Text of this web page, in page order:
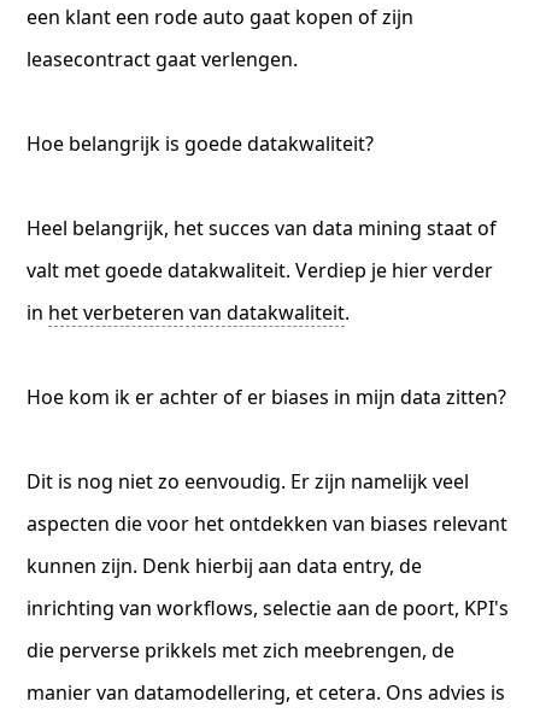
een klant een rode auto gaat kopen of zijn
leasecontract gaat verlengen.
Hoe belangrijk is goede datakwaliteit?
Heel belangrijk, het succes van data mining staat of
valt met goede datakwaliteit. Verdiep je hier verder
in het verbeteren van datakwaliteit.
Hoe kom ik er achter of er biases in mijn data zitten?
Dit is nog niet zo eenvoudig. Er zijn namelijk veel
aspecten die voor het ontdekken van biases relevant
kunnen zijn. Denk hierbij aan data entry, de
inrichting van workflows, selectie aan de poort, KPI's
die perverse prikkels met zich meebrengen, de
manier van datamodellering, et cetera. Ons advies is